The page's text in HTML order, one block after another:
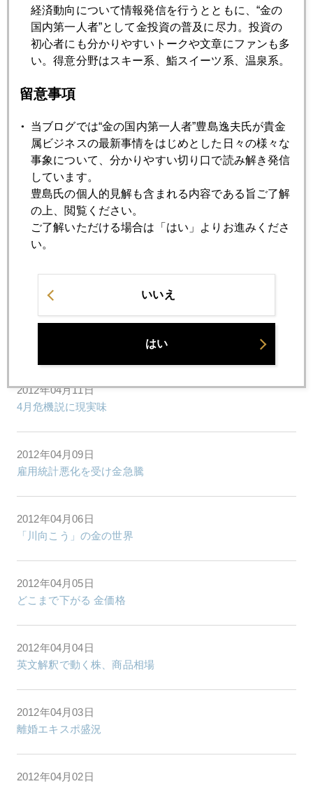
2012年04月25日
3月中銀 金買い支え判明
2012年04月23日
Ｄデイは5月6日
2012年04月20日
中国 原油・銀先物開始へ
2012年04月19日
金需給統計まとめ
ダントツ世界最下位の日本金投資量
2012年04月16日
あれはいったい何だったのか
2012年04月11日
4月危機説に現実味
2012年04月09日
雇用統計悪化を受け金急騰
2012年04月06日
「川向こう」の金の世界
2012年04月05日
どこまで下がる 金価格
2012年04月04日
英文解釈で動く株、商品相場
2012年04月03日
離婚エキスポ盛況
2012年04月02日
経済動向について情報発信を行うとともに、“金の
国内第一人者”として金投資の普及に尽力。投資の
初心者にも分かりやすいトークや文章にファンも多
い。得意分野はスキー系、鮨スイーツ系、温泉系。
留意事項
当ブログでは“金の国内第一人者”豊島逸夫氏が貴金
属ビジネスの最新事情をはじめとした日々の様々な
事象について、分かりやすい切り口で読み解き発信
しています。
豊島氏の個人的見解も含まれる内容である旨ご了解
の上、閲覧ください。
ご了解いただける場合は「はい」よりお進みくださ
い。
いいえ
はい